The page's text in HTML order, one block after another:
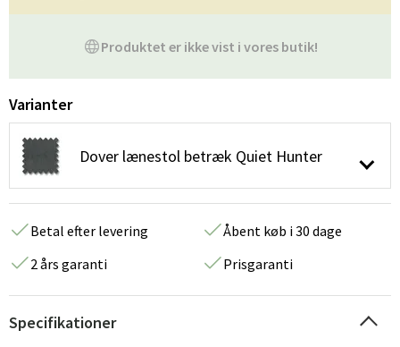
Produktet er ikke vist i vores butik!
Varianter
Dover lænestol betræk Quiet Hunter
Betal efter levering
Åbent køb i 30 dage
2 års garanti
Prisgaranti
Specifikationer